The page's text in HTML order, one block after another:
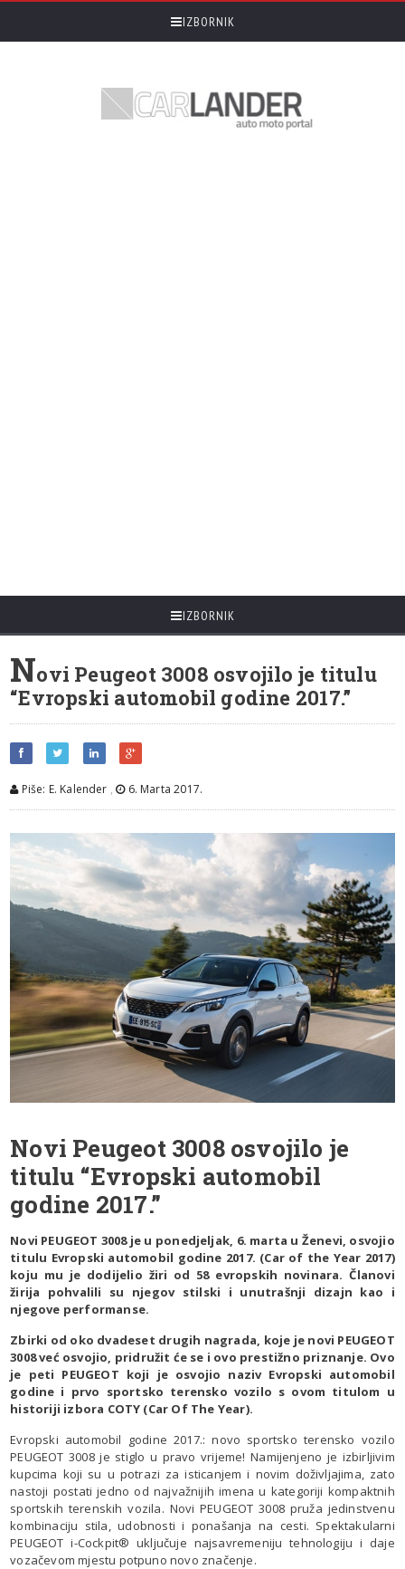
IZBORNIK
IZBORNIK
Novi Peugeot 3008 osvojilo je titulu
“Evropski automobil godine 2017.”
Piše: E. Kalender , 6. Marta 2017.
Novi Peugeot 3008 osvojilo je
titulu “Evropski automobil
godine 2017.”
Novi PEUGEOT 3008 je u ponedjeljak, 6. marta u Ženevi, osvojio
titulu Evropski automobil godine 2017. (Car of the Year 2017)
koju mu je dodijelio žiri od 58 evropskih novinara. Članovi
žirija pohvalili su njegov stilski i unutrašnji dizajn kao i
njegove performanse.
Zbirki od oko dvadeset drugih nagrada, koje je novi PEUGEOT
3008 već osvojio, pridružit će se i ovo prestižno priznanje. Ovo
je peti PEUGEOT koji je osvojio naziv Evropski automobil
godine i prvo sportsko terensko vozilo s ovom titulom u
historiji izbora COTY (Car Of The Year).
Evropski automobil godine 2017.: novo sportsko terensko vozilo
PEUGEOT 3008 je stiglo u pravo vrijeme! Namijenjeno je izbirljivim
kupcima koji su u potrazi za isticanjem i novim doživljajima, zato
nastoji postati jedno od najvažnijih imena u kategoriji kompaktnih
sportskih terenskih vozila. Novi PEUGEOT 3008 pruža jedinstvenu
kombinaciju stila, udobnosti i ponašanja na cesti. Spektakularni
PEUGEOT i-Cockpit® uključuje najsavremeniju tehnologiju i daje
vozačevom mjestu potpuno novo značenje.